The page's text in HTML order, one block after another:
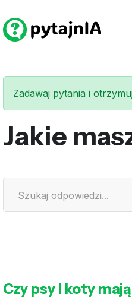
Zadawaj pytania i
Jakie
Czy psy i koty